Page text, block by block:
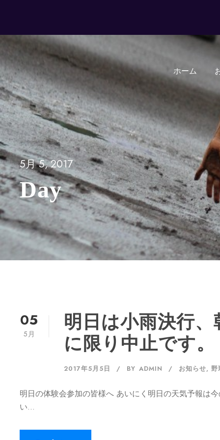
ホーム
5月 5, 2017
Day
05
5月
明日は小雨決行
に限り中止です。
2017年5月5日 BY ADMIN お知らせ, 野
明日の体験会参加の皆様へ あいにく明日の天気予報は
い...